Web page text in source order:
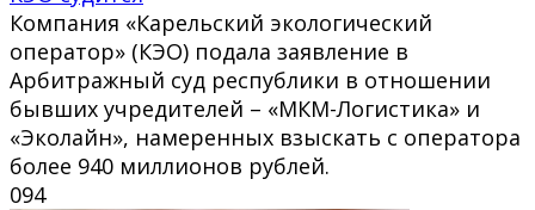
Компания «Карельский экологический
оператор» (КЭО) подала заявление в
Арбитражный суд республики в отношении
бывших учредителей – «МКМ-Логистика» и
«Эколайн», намеренных взыскать с оператора
более 940 миллионов рублей.
094